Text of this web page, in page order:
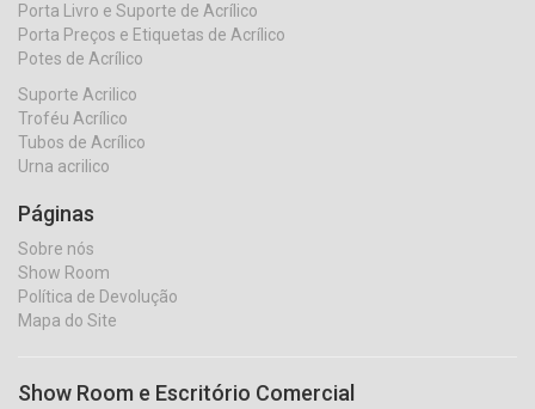
Porta Livro e Suporte de Acrílico
Porta Preços e Etiquetas de Acrílico
Potes de Acrílico
Suporte Acrilico
Troféu Acrílico
Tubos de Acrílico
Urna acrilico
Páginas
Sobre nós
Show Room
Política de Devolução
Mapa do Site
Show Room e Escritório Comercial